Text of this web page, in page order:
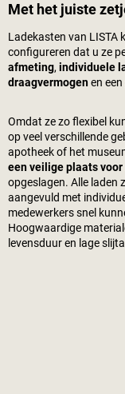
Met het juiste
Ladekasten van LISTA
configureren dat u ze
afmeting, individuele
draagvermogenen een
Omdat ze zo flexibel
op veel verschillende
apotheek of het
een veilige plaats
opgeslagen. Alle laden
aangevuld met
medewerkers snel
Hoogwaardige
levensduur en lage